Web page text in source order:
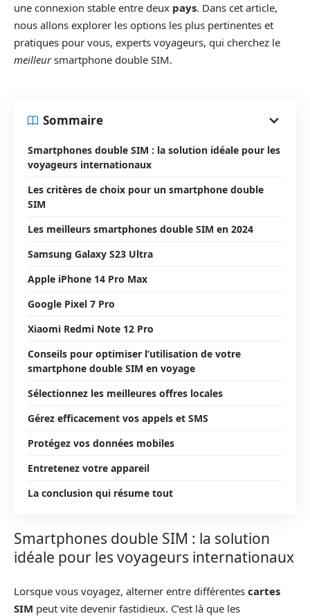
une connexion stable entre deux pays. Dans cet article,
nous allons explorer les options les plus pertinentes et
pratiques pour vous, experts voyageurs, qui cherchez le
meilleursmartphone double SIM.
Sommaire
Smartphones double SIM : la solution idéale pour les
voyageurs internationaux
Les critères de choix pour un smartphone double
SIM
Les meilleurs smartphones double SIM en 2024
Samsung Galaxy S23 Ultra
Apple iPhone 14 Pro Max
Google Pixel 7 Pro
Xiaomi Redmi Note 12 Pro
Conseils pour optimiser l’utilisation de votre
smartphone double SIM en voyage
Sélectionnez les meilleures offres locales
Gérez efficacement vos appels et SMS
Protégez vos données mobiles
Entretenez votre appareil
La conclusion qui résume tout
Smartphones double SIM : la solution
idéale pour les voyageurs internationaux
Lorsque vous voyagez, alterner entre différentes cartes
SIM peut vite devenir fastidieux. C’est là que les